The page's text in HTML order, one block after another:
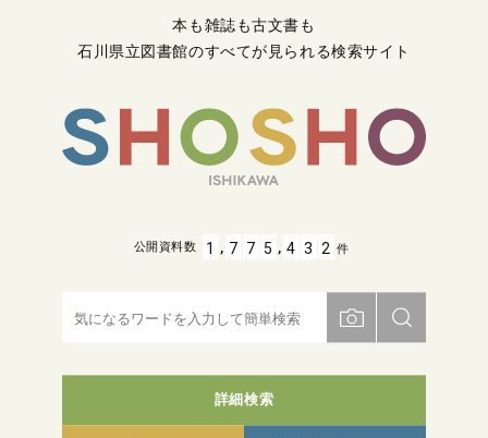
本も雑誌も古文書も
石川県立図書館のすべてが見られる検索サイト
詳細検索
公開資料数 1 , 7 7 5 , 4 3 2 件